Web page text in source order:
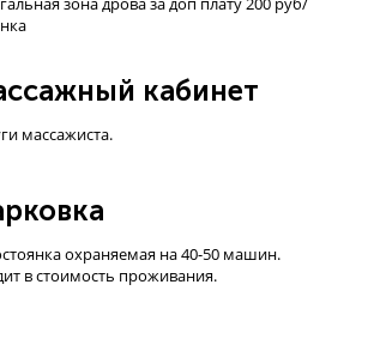
кабинет
массажиста.
охраняемая на 40-50 машин.
в стоимость проживания.